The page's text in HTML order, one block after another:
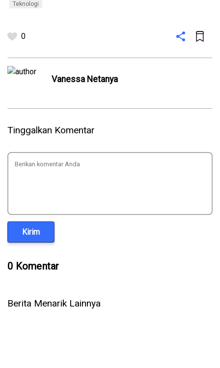
Teknologi
0
Vanessa Netanya
Tinggalkan Komentar
Kirim
0 Komentar
Berita Menarik Lainnya